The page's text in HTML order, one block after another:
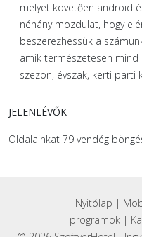
melyet követően android
néhány mozdulat, hogy
beszerezhessük a
amik természetesen mind
szezon, évszak, kerti parti
JELENLÉVŐK
Oldalainkat 79 vendég
Nyitólap |
programok|